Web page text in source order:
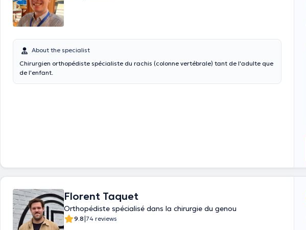
About the specialist
Chirurgien orthopédiste spécialiste du rachis (colonne vertébrale) tant de l'adulte que
de l'enfant.
Florent Taquet
Orthopédiste spécialisé dans la chirurgie du genou
9.8|74 reviews